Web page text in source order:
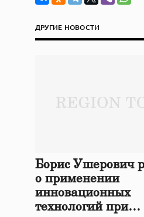
ДРУГИЕ НОВОСТИ
Борис Ушерович
о применении
инновационных
технологий при